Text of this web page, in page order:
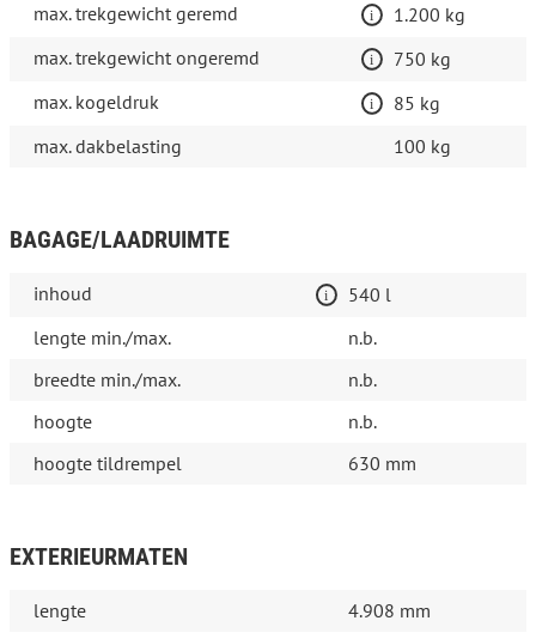
max. trekgewicht geremd
1.200 kg
max. trekgewicht ongeremd
750 kg
max. kogeldruk
85 kg
max. dakbelasting
100 kg
BAGAGE/LAADRUIMTE
inhoud
540 l
lengte min./max.
n.b.
breedte min./max.
n.b.
hoogte
n.b.
hoogte tildrempel
630 mm
EXTERIEURMATEN
lengte
4.908 mm